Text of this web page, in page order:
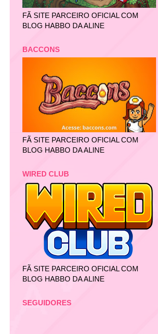
FÃ SITE PARCEIRO OFICIAL COM
BLOG HABBO DA ALINE
BACCONS
FÃ SITE PARCEIRO OFICIAL COM
BLOG HABBO DA ALINE
WIRED CLUB
FÃ SITE PARCEIRO OFICIAL COM
BLOG HABBO DA ALINE
SEGUIDORES